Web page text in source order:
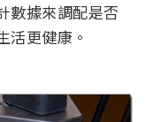
數據來調配是否
活更健康。